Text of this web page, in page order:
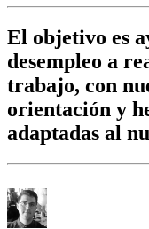
El objetivo es
desempleo a
trabajo, con
orientación y
adaptadas al